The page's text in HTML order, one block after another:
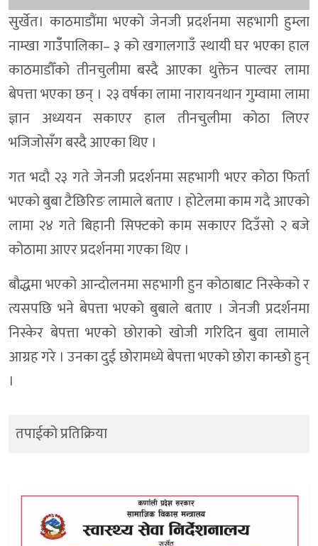
सुर्खेत। काठमाडौंमा भएको जेनजी प्रदर्शनमा सहभागी हुम्ला
नाम्खा गाउँँपालिका– ३ को खगालगाउँ स्थायी घर भएका हाल
काठमाडौँको तीनचुलीमा बस्दै आएका थुक्तेन पाल्वर लामा
बेपत्ता भएका छन् । २३ वर्षका लामा नारायनथान गुम्वामा लामा
ज्ञान अध्ययन सकाएर हाल तीनचुलीमा कोठा लिएर
भजिजोसँग बस्दै आएका थिए ।
गत भदौ २३ गते जेनजी प्रदर्शनमा सहभागी भएर कोठा फिर्ता
भएको बुबा टैछिरिङ लामाले बताए । होटेलमा काम गदै आएको
लामा २४ गते बिहानी सिफ्टको काम सकाएर दिउँसो २ बजे
कोठामा आएर प्रदर्शनमा गएका थिए ।
बौद्धमा भएको आन्दोलनमा सहभागी हुन कोठाबाट निस्केको र
त्यसपछि भने बेपत्ता भएको बुबाले बताए । जेनजी प्रदर्शनमा
निस्केर बेपत्ता भएको छोराको खोजी गरिदिन बुवा लामाले
आग्रह गरे । उनका दुई छोरामध्ये बेपत्ता भएको छोरा कान्छो हुन्
।
तपाईको प्रतिक्रिया